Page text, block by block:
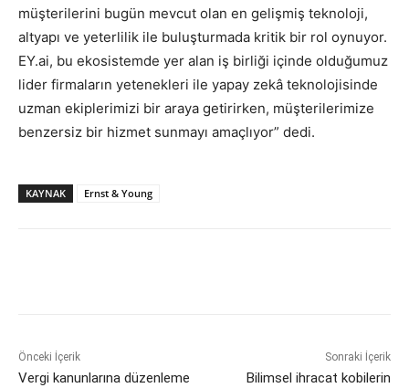
müşterilerini bugün mevcut olan en gelişmiş teknoloji,
altyapı ve yeterlilik ile buluşturmada kritik bir rol oynuyor.
EY.ai, bu ekosistemde yer alan iş birliği içinde olduğumuz
lider firmaların yetenekleri ile yapay zekâ teknolojisinde
uzman ekiplerimizi bir araya getirirken, müşterilerimize
benzersiz bir hizmet sunmayı amaçlıyor” dedi.
KAYNAK Ernst & Young
Önceki İçerik
Vergi kanunlarına düzenleme
Sonraki İçerik
Bilimsel ihracat kobilerin